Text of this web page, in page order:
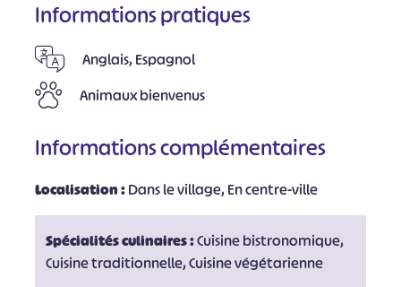
Informations pratiques
Anglais, Espagnol
Animaux bienvenus
Informations complémentaires
Localisation :Dans le village, En centre-ville
Spécialités culinaires :Cuisine bistronomique,
Cuisine traditionnelle, Cuisine végétarienne